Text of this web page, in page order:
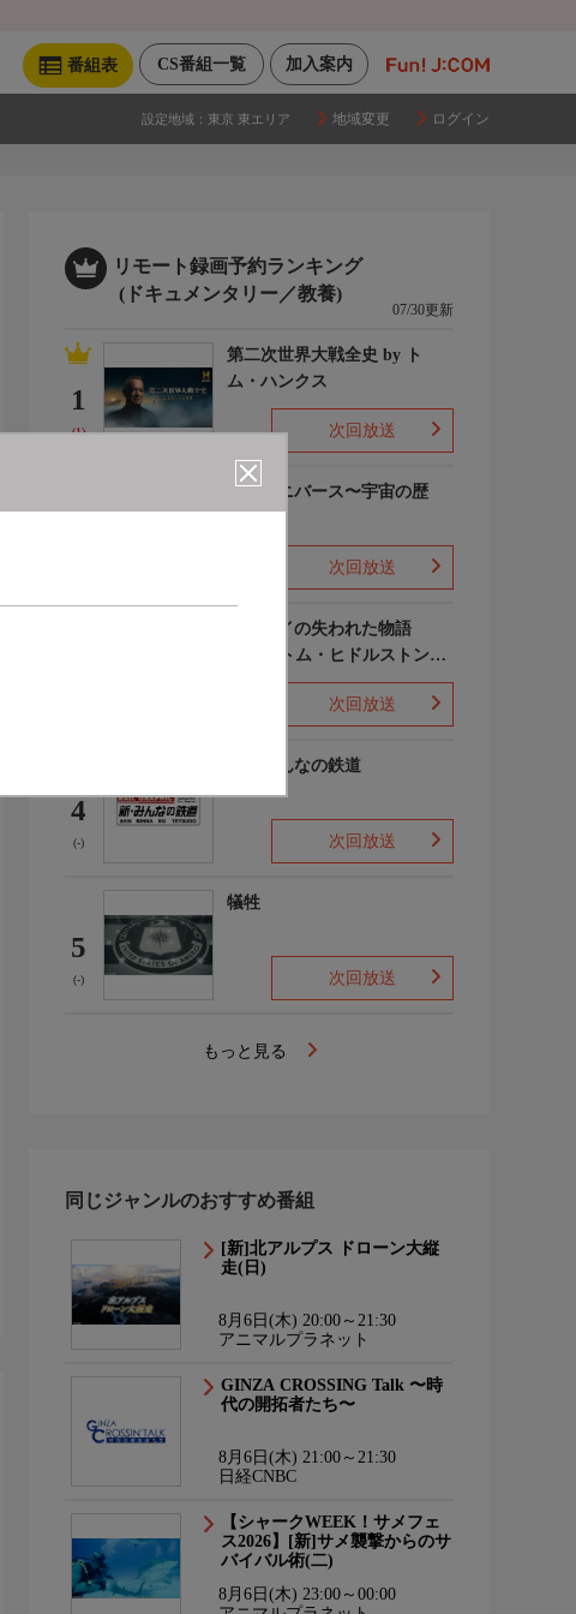
加入案内
CS番組一覧
番組表
設定地域： 東京 東エリア 地域変更 ログイン
リモート録画予約ランキング
(ドキュメンタリー／教養)
07/30更新
1
(1)
第二次世界大戦全史 by ト
ム・ハンクス
次回放送
ザ・ユニバース〜宇宙の歴
次回放送
ポンペイの失われた物語
WITH トム・ヒドルストン
声:平川大輔
次回放送
4
(-)
新・みんなの鉄道
次回放送
5
(-)
犠牲
次回放送
もっと見る
同じジャンルのおすすめ番組
[新]北アルプス ドローン大縦
走(日)
8月6日(木) 20:00～21:30
アニマルプラネット
GINZA CROSSING Talk 〜時
代の開拓者たち〜
8月6日(木) 21:00～21:30
日経CNBC
【シャークWEEK！サメフェ
ス2026】[新]サメ襲撃からのサ
バイバル術(二)
8月6日(木) 23:00～00:00